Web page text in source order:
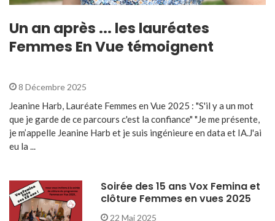
Un an après ... les lauréates
Femmes En Vue témoignent
8 Décembre 2025
Jeanine Harb, Lauréate Femmes en Vue 2025 : "S'il y a un mot
que je garde de ce parcours c'est la confiance" "Je me présente,
je m’appelle Jeanine Harb et je suis ingénieure en data et IA.J'ai
eu la ...
Soirée des 15 ans Vox Femina et
clôture Femmes en vues 2025
22 Mai 2025